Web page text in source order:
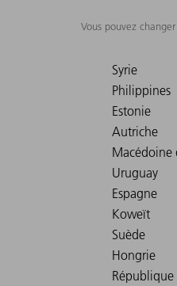
Vous pouvez